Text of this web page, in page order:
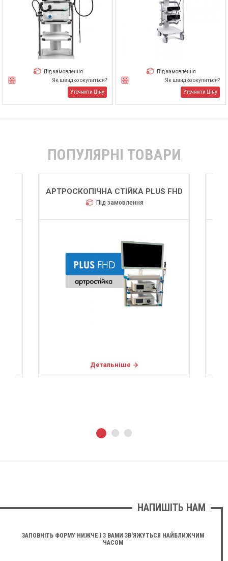
Під замовлення
Як швидко окупиться?
Уточнити Ціну
Під замовлення
Як швидко окупиться?
Уточнити Ціну
ПОПУЛЯРНІ ТОВАРИ
АРТРОСКОПІЧНА СТІЙКА PLUS FHD
Під замовлення
Детальніше
НАПИШІТЬ НАМ
ЗАПОВНІТЬ ФОРМУ НИЖЧЕ І З ВАМИ ЗВ'ЯЖУТЬСЯ НАЙБЛИЖЧИМ
ЧАСОМ